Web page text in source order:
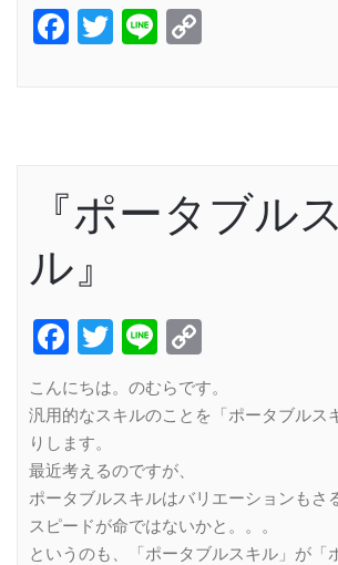
Facebook
Twitter
Line
『ポータブル
ル』
Facebook
Twitter
Line
Link
こんにちは。のむらです。
汎用的なスキルのことを「ポータブルス
りします。
最近考えるのですが、
ポータブルスキルはバリエーションもさ
スピードが命ではないかと。。。
というのも、「ポータブルスキル」が「